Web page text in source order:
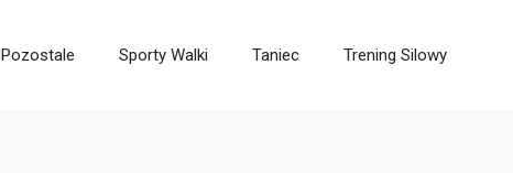
Pozostale Sporty Walki Taniec Trening Silowy